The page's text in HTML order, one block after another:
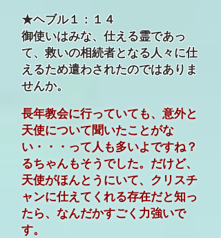
★ヘブル１：１４
御使いはみな、仕える霊であっ
て、救いの相続者となる人々に仕
えるため遣わされたのではありま
せんか。
長年教会に行っていても、意外と
天使について聞いたことがな
い・・・って人も多いよですね？
るちゃんもそうでした。だけど、
天使がほんとうにいて、クリスチ
ャンに仕えてくれる存在だと知っ
たら、なんだかすごく力強いで
す。